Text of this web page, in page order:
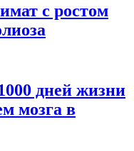
с ростом
дней жизни
мозга в